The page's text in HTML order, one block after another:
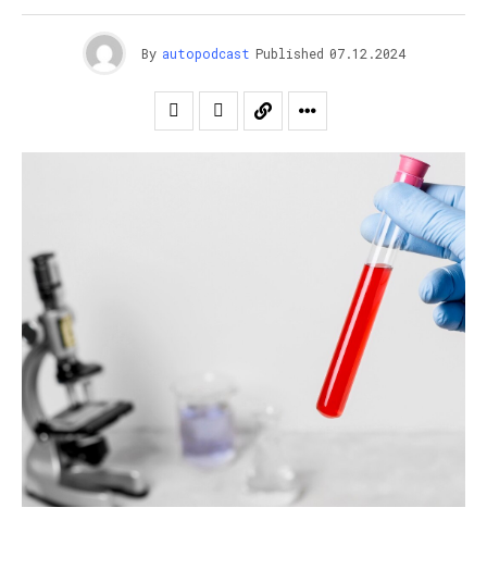
By autopodcast Published 07.12.2024